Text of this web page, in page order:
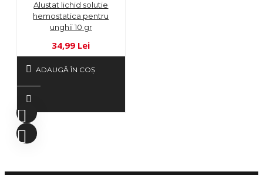
Alustat lichid solutie
hemostatica pentru
unghii 10 gr
34,99 Lei
ADAUGĂ ÎN COŞ